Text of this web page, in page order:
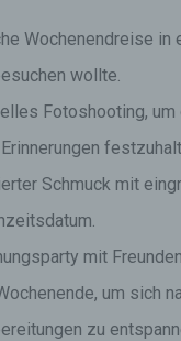
Wochenendreise in
wollte.
Fotoshooting, um
Schmuck mit
mit
um sich
zu